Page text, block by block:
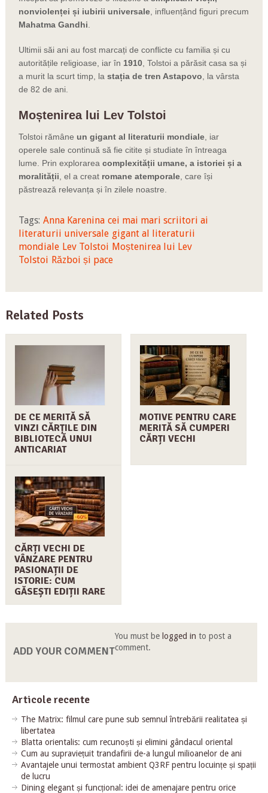
nonviolenței și iubirii universale, influențând figuri precum
Mahatma Gandhi
Ultimii săi ani au fost marcați de conflicte cu familia și cu
autoritățile religioase, iar în 1910, Tolstoi a părăsit casa sa și
a murit la scurt timp, la stația de tren Astapovo , la vârsta
de 82 de ani.
Moștenirea lui Lev Tolstoi
Tolstoi rămâne un gigant al literaturii mondiale, iar
operele sale continuă să fie citite și studiate în întreaga
lume. Prin explorarea complexității umane, a istoriei și a
moralității , el a creat romane atemporale, care își
păstrează relevanța și în zilele noastre.
Tags: Anna Karenina cei mai mari scriitori ai
literaturii universale gigant al literaturii
mondiale Lev Tolstoi Moștenirea lui Lev
Tolstoi Război și pace
Related Posts
DE CE MERITĂ SĂ
VINZI CĂRȚILE DIN
BIBLIOTECĂ UNUI
ANTICARIAT
MOTIVE PENTRU CARE
MERITĂ SĂ CUMPERI
CĂRȚI VECHI
CĂRȚI VECHI DE
VÂNZARE PENTRU
PASIONAȚII DE
ISTORIE: CUM
GĂSEȘTI EDIȚII RARE
ADD YOUR COMMENT
You must be logged in to post a
comment.
Articole recente
The Matrix: filmul care pune sub semnul întrebării realitatea și
libertatea
Blatta orientalis: cum recunoști și elimini gândacul oriental
Cum au supraviețuit trandafirii de-a lungul milioanelor de ani
Avantajele unui termostat ambient Q3RF pentru locuințe și spații
de lucru
Dining elegant și funcțional: idei de amenajare pentru orice